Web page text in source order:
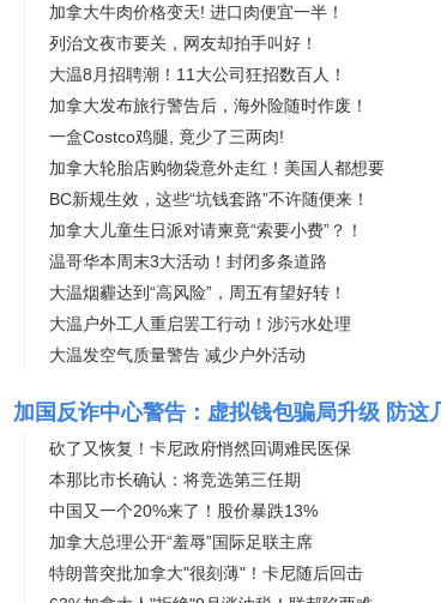
加拿大牛肉价格变天! 进口肉便宜一半！
列治文夜市要关，网友却拍手叫好！
大温8月招聘潮！11大公司狂招数百人！
加拿大发布旅行警告后，海外险随时作废！
一盒Costco鸡腿, 竟少了三两肉!
加拿大轮胎店购物袋意外走红！美国人都想要
BC新规生效，这些“坑钱套路”不许随便来！
加拿大儿童生日派对请柬竟“索要小费”？！
温哥华本周末3大活动！封闭多条道路
大温烟霾达到“高风险”，周五有望好转！
大温户外工人重启罢工行动！涉污水处理
大温发空气质量警告 减少户外活动
加国反诈中心警告：虚拟钱包骗局升级 防这
砍了又恢复！卡尼政府悄然回调难民医保
本那比市长确认：将竞选第三任期
中国又一个20%来了！股价暴跌13%
加拿大总理公开“羞辱”国际足联主席
特朗普突批加拿大"很刻薄"！卡尼随后回击